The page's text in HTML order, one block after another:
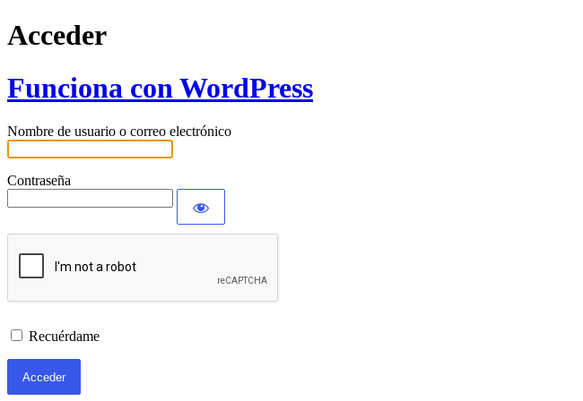
Acceder
Funciona con WordPress
Nombre de usuario o correo electrónico
Contraseña
Recuérdame